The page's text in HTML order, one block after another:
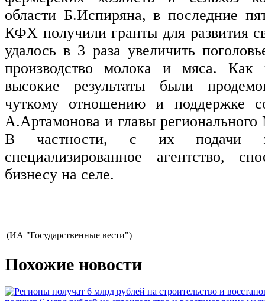
области Б.Испиряна, в последние
КФХ получили гранты для развития
удалось в 3 раза увеличить
производство молока и мяса. Как
высокие результаты были
чуткому отношению и поддержке
А.Артамонова и главы
В частности, с их подачи
специализированное агентство,
бизнесу на селе.
(ИА "Государственные вести")
Похожие новости